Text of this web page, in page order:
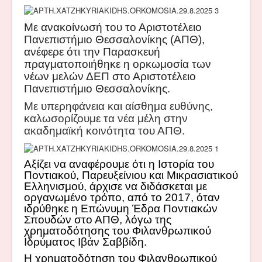
Με ανακοίνωσή του το Αριστοτέλειο
Πανεπιστήμιο Θεσσαλονίκης (ΑΠΘ),
ανέφερε ότι την Παρασκευή
πραγματοποιήθηκε η ορκωμοσία των
νέων μελών ΔΕΠ στο Αριστοτέλειο
Πανεπιστήμιο Θεσσαλονίκης.
Με υπερηφάνεια και αίσθημα ευθύνης,
καλωσορίζουμε τα νέα μέλη στην
ακαδημαϊκή κοινότητα του ΑΠΘ.
Αξίζει να αναφέρουμε ότι η Ιστορία του
Ποντιακού, Παρευξείνιου και Μικρασιατικού
Ελληνισμού, άρχισε να διδάσκεται με
οργανωμένο τρόπο, από το 2017, όταν
ιδρύθηκε η Επώνυμη Έδρα Ποντιακών
Σπουδών στο ΑΠΘ, λόγω της
χρηματοδότησης του Φιλανθρωπικού
Ιδρύματος Ιβάν Σαββίδη.
Η χρηματοδότηση του Φιλανθρωπικού